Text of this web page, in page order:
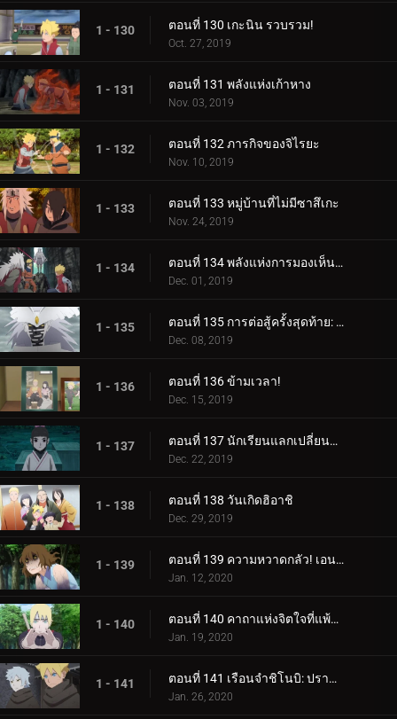
1 - 130 ตอนที่ 130 เกะนิน รวบรวม!
Oct. 27, 2019
1 - 131 ตอนที่ 131 พลังแห่งเก้าหาง
Nov. 03, 2019
1 - 132 ตอนที่ 132 ภารกิจของจิไรยะ
Nov. 10, 2019
1 - 133 ตอนที่ 133 หมู่บ้านที่ไม่มีซาสึเกะ
Nov. 24, 2019
1 - 134 ตอนที่ 134 พลังแห่งการมองเห็นอนาคต
Dec. 01, 2019
1 - 135 ตอนที่ 135 การต่อสู้ครั้งสุดท้าย: อุราชิกิ
Dec. 08, 2019
1 - 136 ตอนที่ 136 ข้ามเวลา!
Dec. 15, 2019
1 - 137 ตอนที่ 137 นักเรียนแลกเปลี่ยนซามูไร
Dec. 22, 2019
1 - 138 ตอนที่ 138 วันเกิดฮิอาชิ
Dec. 29, 2019
1 - 139 ตอนที่ 139 ความหวาดกลัว! เอนโกะ โอนิคุมะ!
Jan. 12, 2020
1 - 140 ตอนที่ 140 คาถาแห่งจิตใจที่แพ้มันฝรั่งทอด
Jan. 19, 2020
1 - 141 ตอนที่ 141 เรือนจำชิโนบิ: ปราสาทโฮซึกิ
Jan. 26, 2020